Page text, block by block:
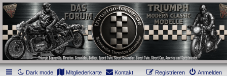
thruxton-forum.de
DAS FORUM! Alles rund um die Triumph Modern Classic Modelle. Das Forum für
die New Bonneville Baureihen ab BJ 2001. Triumph Bonneville, Thruxton,
Scrambler, Bobber, Speed Twin, Street Scrambler, Street Twin, Street Cup, America
und Speedmaster.
Dark mode
Mitgliederkarte Kontakt Anmelden
Registrieren